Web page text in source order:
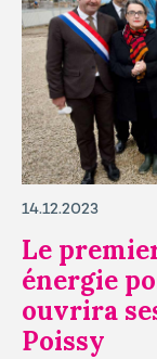
14.12.2023
Le
énergie
ouvrira
Poissy